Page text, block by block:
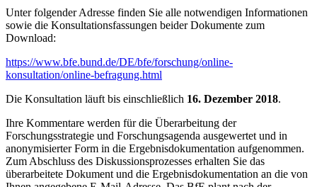
Unter folgender Adresse finden Sie alle notwendigen Informationen
sowie die Konsultationsfassungen beider Dokumente zum
Download:
https://www.bfe.bund.de/DE/bfe/forschung/online-
konsultation/online-befragung.html
Die Konsultation läuft bis einschließlich 16. Dezember 2018.
Ihre Kommentare werden für die Überarbeitung der
Forschungsstrategie und Forschungsagenda ausgewertet und in
anonymisierter Form in die Ergebnisdokumentation aufgenommen.
Zum Abschluss des Diskussionsprozesses erhalten Sie das
überarbeitete Dokument und die Ergebnisdokumentation an die von